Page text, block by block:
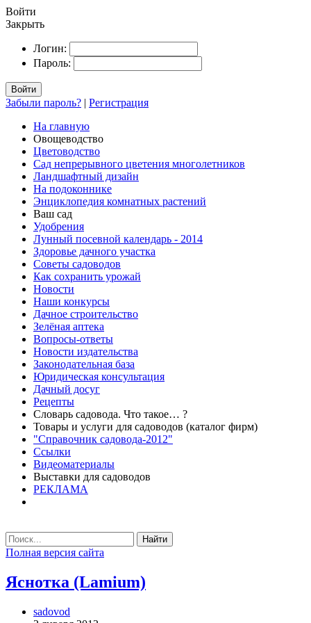
Войти
Закрыть
Логин:
Пароль:
Войти
Забыли пароль? | Регистрация
На главную
Овощеводство
Цветоводство
Сад непрерывного цветения многолетников
Ландшафтный дизайн
На подоконнике
Энциклопедия комнатных растений
Ваш сад
Удобрения
Лунный посевной календарь - 2014
Здоровье дачного участка
Советы садоводов
Как сохранить урожай
Новости
Наши конкурсы
Дачное строительство
Зелёная аптека
Вопросы-ответы
Новости издательства
Законодательная база
Юридическая консультация
Дачный досуг
Рецепты
Словарь садовода. Что такое… ?
Товары и услуги для садоводов (каталог фирм)
"Справочник садовода-2012"
Ссылки
Видеоматериалы
Выставки для садоводов
РЕКЛАМА
Найти
Полная версия сайта
Яснотка (Lamium)
sadovod